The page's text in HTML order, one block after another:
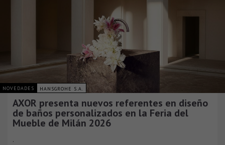
NOVEDADES HANSGROHE S.A.
AXOR presenta nuevos referentes en diseño
de baños personalizados en la Feria del
Mueble de Milán 2026
.